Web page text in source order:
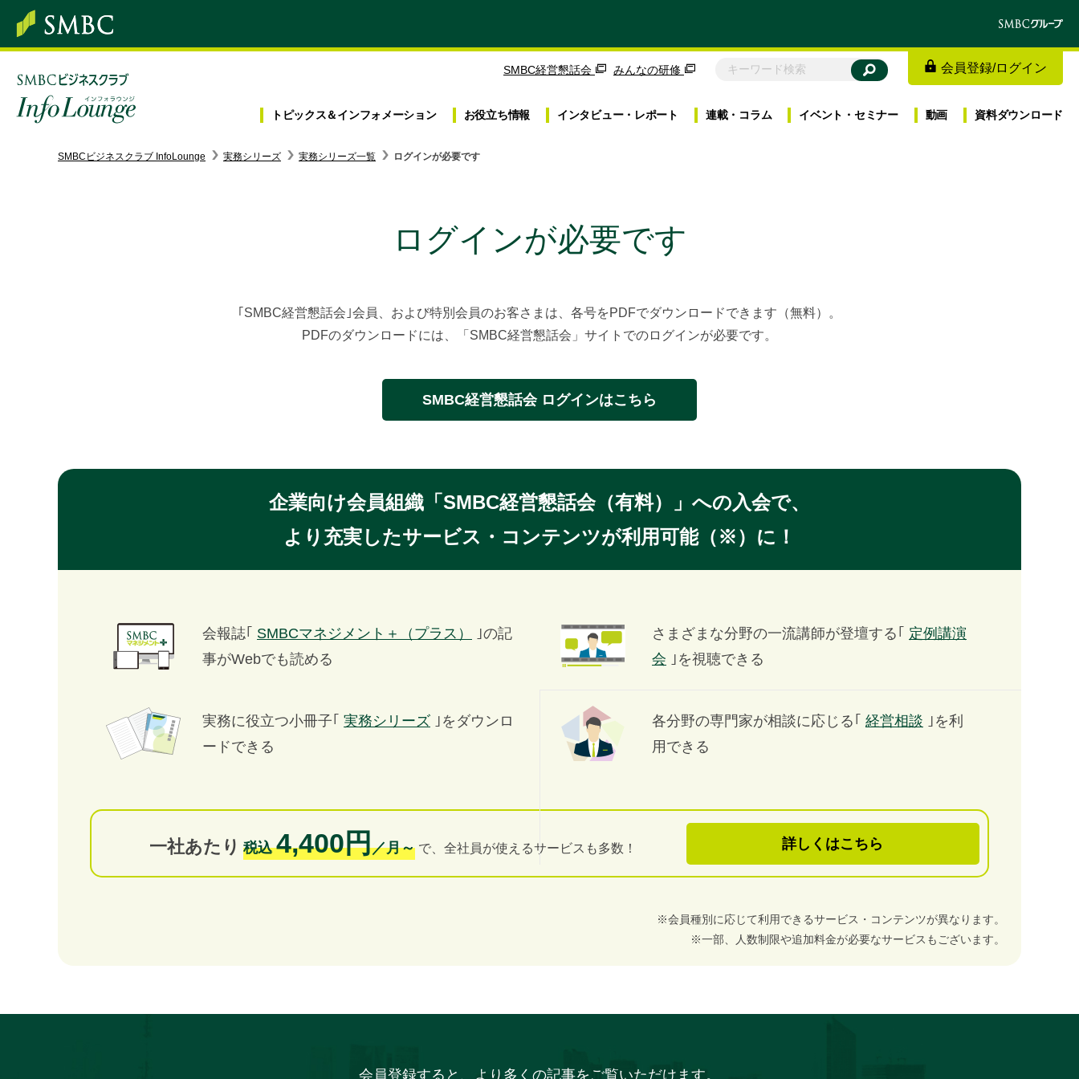
SMBC経営懇話会 みんなの研修 会員登録/ログイン
トピックス＆インフォメーション お役立ち情報 インタビュー・ レポート 連載・ コラム イベント・ セミナー 動画 資料ダウンロード
資料ダウンロード
本サイトのご利用にあたって
SMBCビジネスクラブ InfoLounge 実務シリーズ 実務シリーズ一覧 ログインが必要です
ログインが必要です
｢SMBC経営懇話会｣会員、および特別会員のお客さまは、各号をPDFでダウンロードできます（無料）。
PDFのダウンロードには、「SMBC経営懇話会」サイトでのログインが必要です。
SMBC経営懇話会 ログインはこちら
企業向け会員組織「SMBC経営懇話会（有料）」への入会で、
より充実したサービス・コンテンツが利用可能（※）に！
会報誌｢ SMBCマネジメント＋（プラス）
｣の記
事がWebでも読める
さまざまな分野の一流講師が登壇する｢ 定例講演
会 ｣を視聴できる
実務に役立つ小冊子｢ 実務シリーズ ｣をダウンロ
ードできる
各分野の専門家が相談に応じる｢ 経営相談 ｣を利
用できる
一社あたり 税込4,400円／月～ で、全社員が使えるサービスも多数！ 詳しくはこちら
※会員種別に応じて利用できるサービス・コンテンツが異なります。
※一部、人数制限や追加料金が必要なサービスもございます。
会員登録すると、より多くの記事をご覧いただけます。